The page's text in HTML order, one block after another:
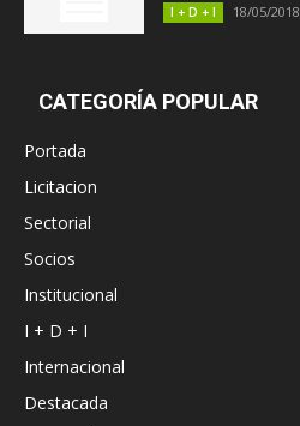
I + D + I 18/05/2018
CATEGORÍA POPULAR
Portada
Licitacion
Sectorial
Socios
Institucional
I + D + I
Internacional
Destacada